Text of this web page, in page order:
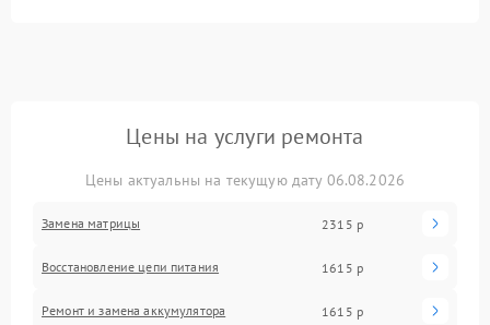
Цены на услуги ремонта
Цены актуальны на текущую дату 06.08.2026
Замена матрицы 2315 р
Восстановление цепи питания 1615 р
Ремонт и замена аккумулятора 1615 р